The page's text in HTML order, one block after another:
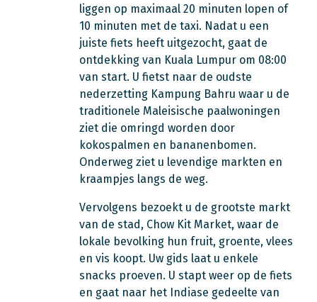
liggen op maximaal 20 minuten lopen of
10 minuten met de taxi. Nadat u een
juiste fiets heeft uitgezocht, gaat de
ontdekking van Kuala Lumpur om 08:00
van start. U fietst naar de oudste
nederzetting Kampung Bahru waar u de
traditionele Maleisische paalwoningen
ziet die omringd worden door
kokospalmen en bananenbomen.
Onderweg ziet u levendige markten en
kraampjes langs de weg.
Vervolgens bezoekt u de grootste markt
van de stad, Chow Kit Market, waar de
lokale bevolking hun fruit, groente, vlees
en vis koopt. Uw gids laat u enkele
snacks proeven. U stapt weer op de fiets
en gaat naar het Indiase gedeelte van